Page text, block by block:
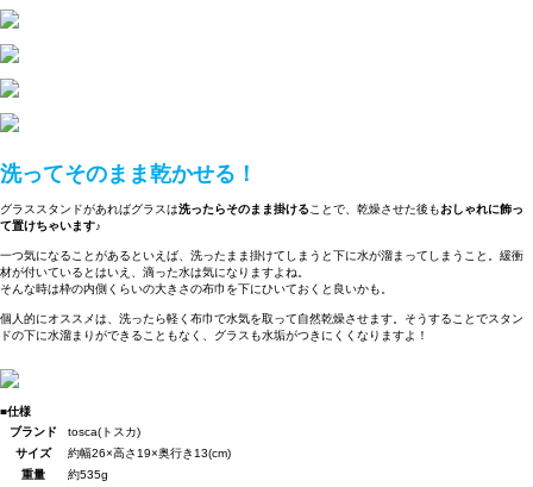
洗ってそのまま乾かせる！
グラススタンドがあればグラスは洗ったらそのまま掛ける ことで、乾燥させた後もおしゃれに飾っ
て置けちゃいます♪
一つ気になることがあるといえば、洗ったまま掛けてしまうと下に水が溜まってしまうこと。緩衝
材が付いているとはいえ、滴った水は気になりますよね。
そんな時は枠の内側くらいの大きさの布巾を下にひいておくと良いかも。
個人的にオススメは、洗ったら軽く布巾で水気を取って自然乾燥させます。そうすることでスタン
ドの下に水溜まりができることもなく、グラスも水垢がつきにくくなりますよ！
■仕様
ブランド
tosca(トスカ)
サイズ
約幅26×高さ19×奥行き13(cm)
重量
約535g